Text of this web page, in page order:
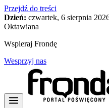
Przejdź do treści
Dzień: czwartek, 6 sierpnia
Oktawiana
Wspieraj Frondę
Wesprzyj nas